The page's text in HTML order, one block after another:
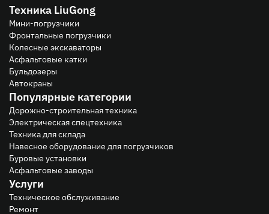
Техника LiuGong
Мини-погрузчики
Фронтальные погрузчики
Колесные экскаваторы
Асфальтовые катки
Бульдозеры
Автокраны
Популярные категории
Дорожно-строительная техника
Электрическая спецтехника
Техника для склада
Навесное оборудование для погрузчиков
Буровые установки
Асфальтовые заводы
Услуги
Техническое обслуживание
Ремонт